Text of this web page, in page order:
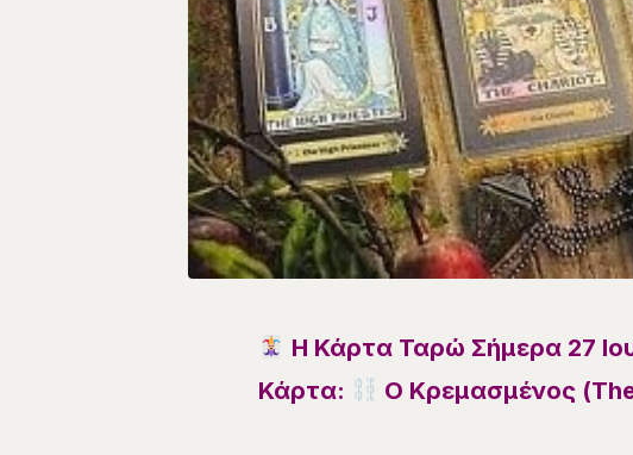
Η Κάρτα Ταρώ Σήμερα 27
Κάρτα:
Ο Κρεμασμένος